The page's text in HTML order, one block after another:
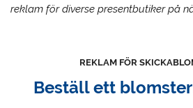
reklam för diverse presentbutiker på
REKLAM FÖR
Beställ ett